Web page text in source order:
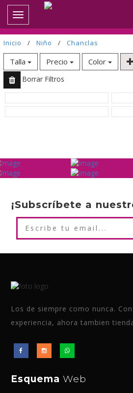
Toggle
Inicio / Niño / Chanclas
Talla Precio Color
Borrar Filtros
¡Subscríbete a
Los de siempre como nunca.
experiencia, ahora tambien
Esquema Web